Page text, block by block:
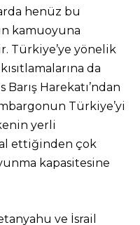
henüz bu
kamuoyuna
Türkiye’ye yönelik
da
Barış Harekatı’ndan
Türkiye’yi
yerli
ettiğinden çok
kapasitesine
ve İsrail